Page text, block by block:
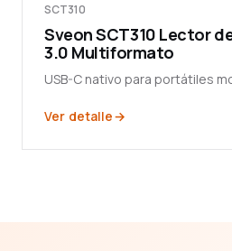
SCT310
Sveon SCT310 Lector
3.0 Multiformato
USB-C nativo para portátiles
Ver detalle